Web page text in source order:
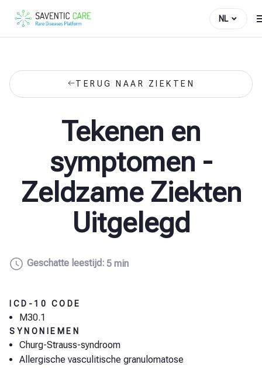
NL
TERUG NAAR ZIEKTEN
Tekenen en
symptomen -
Zeldzame Ziekten
Uitgelegd
Geschatte leestijd: 5 min
ICD-10 CODE
M30.1
SYNONIEMEN
Churg-Strauss-syndroom
Allergische vasculitische granulomatose